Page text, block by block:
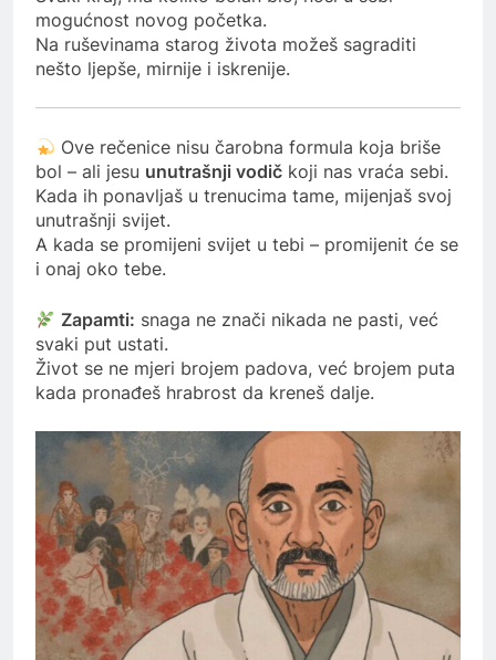
mogućnost novog početka.
Na ruševinama starog života možeš sagraditi
nešto ljepše, mirnije i iskrenije.
Ove rečenice nisu čarobna formula koja briše
bol – ali jesu unutrašnji vodič koji nas vraća sebi.
Kada ih ponavljaš u trenucima tame, mijenjaš svoj
unutrašnji svijet.
A kada se promijeni svijet u tebi – promijenit će se
i onaj oko tebe.
Zapamti: snaga ne znači nikada ne pasti, već
svaki put ustati.
Život se ne mjeri brojem padova, već brojem puta
kada pronađeš hrabrost da kreneš dalje.